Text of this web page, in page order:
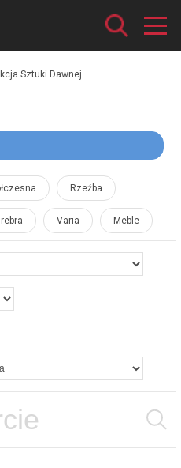
Sztuki Dawnej
Rzeźba
Varia Meble